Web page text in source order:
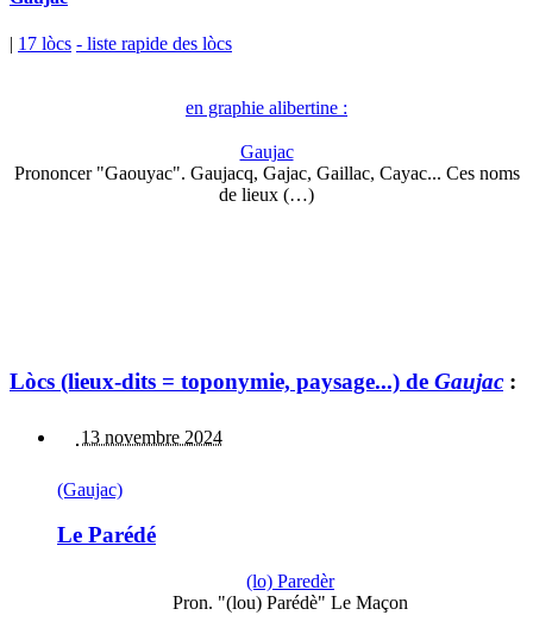
| 17 lòcs - liste rapide des lòcs
en graphie alibertine :
Gaujac
Prononcer "Gaouyac". Gaujacq, Gajac, Gaillac, Cayac... Ces noms
de lieux (…)
Lòcs (lieux-dits = toponymie, paysage...) de Gaujac :
13 novembre 2024
(Gaujac)
Le Parédé
(lo) Paredèr
Pron. "(lou) Parédè" Le Maçon